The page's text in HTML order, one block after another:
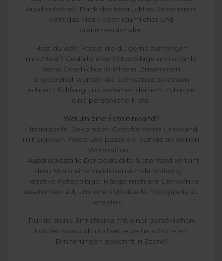
Ausdruckskraft. Dank des bedruckten Seitenrands
wirkt das Motiv noch räumlicher und
dreidimensionaler.
Hast du viele Fotos, die du gerne aufhängen
möchtest? Gestalte eine Fotocollage und erzähle
deine Geschichte in Bildern! Zusammen
angeordnet werden die Leinwände zu einem
echten Blickfang und verleihen deinem Zuhause
eine persönliche Note.
Warum eine Fotoleinwand?
- Individuelle Dekoration: Gestalte deine Leinwand
mit eigenen Fotos und passe sie perfekt an deinen
Wohnstil an.
- Ausdrucksstark: Der bedruckte Seitenrand verleiht
dem Motiv eine dreidimensionale Wirkung.
- Kreative Fotocollage: Hänge mehrere Leinwände
zusammen auf, um eine individuelle Fotogalerie zu
erstellen.
Runde deine Einrichtung mit einer persönlichen
Fotoleinwand ab und setze deine schönsten
Erinnerungen gekonnt in Szene!